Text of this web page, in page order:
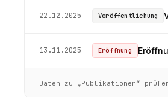
22.12.2025 Veröffentlichung
13.11.2025 Eröffnung
Daten zu „Publikationen“